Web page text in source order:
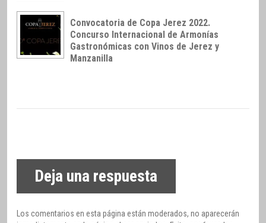
Convocatoria de Copa Jerez 2022.
Concurso Internacional de Armonías
Gastronómicas con Vinos de Jerez y
Manzanilla
Deja una respuesta
Los comentarios en esta página están moderados, no aparecerán